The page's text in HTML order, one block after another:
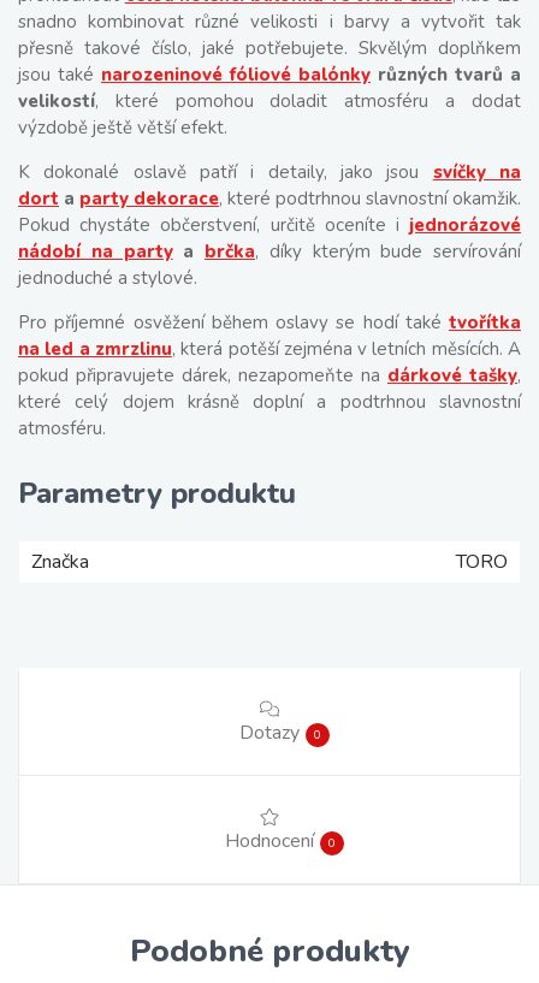
snadno kombinovat různé velikosti i barvy a vytvořit tak
přesně takové číslo, jaké potřebujete. Skvělým doplňkem
jsou také narozeninové fóliové balónky různých tvarů a
velikostí, které pomohou doladit atmosféru a dodat
výzdobě ještě větší efekt.
K dokonalé oslavě patří i detaily, jako jsou
svíčky na
dort a party dekorace, které podtrhnou slavnostní okamžik.
Pokud chystáte občerstvení, určitě oceníte i jednorázové
nádobí na party a brčka, díky kterým bude servírování
jednoduché a stylové.
Pro příjemné osvěžení během oslavy se hodí také tvořítka
na led a zmrzlinu, která potěší zejména v letních měsících. A
pokud připravujete dárek, nezapomeňte na dárkové tašky,
které celý dojem krásně doplní a podtrhnou slavnostní
atmosféru.
Parametry produktu
Značka TORO
Dotazy 0
Hodnocení 0
Podobné produkty